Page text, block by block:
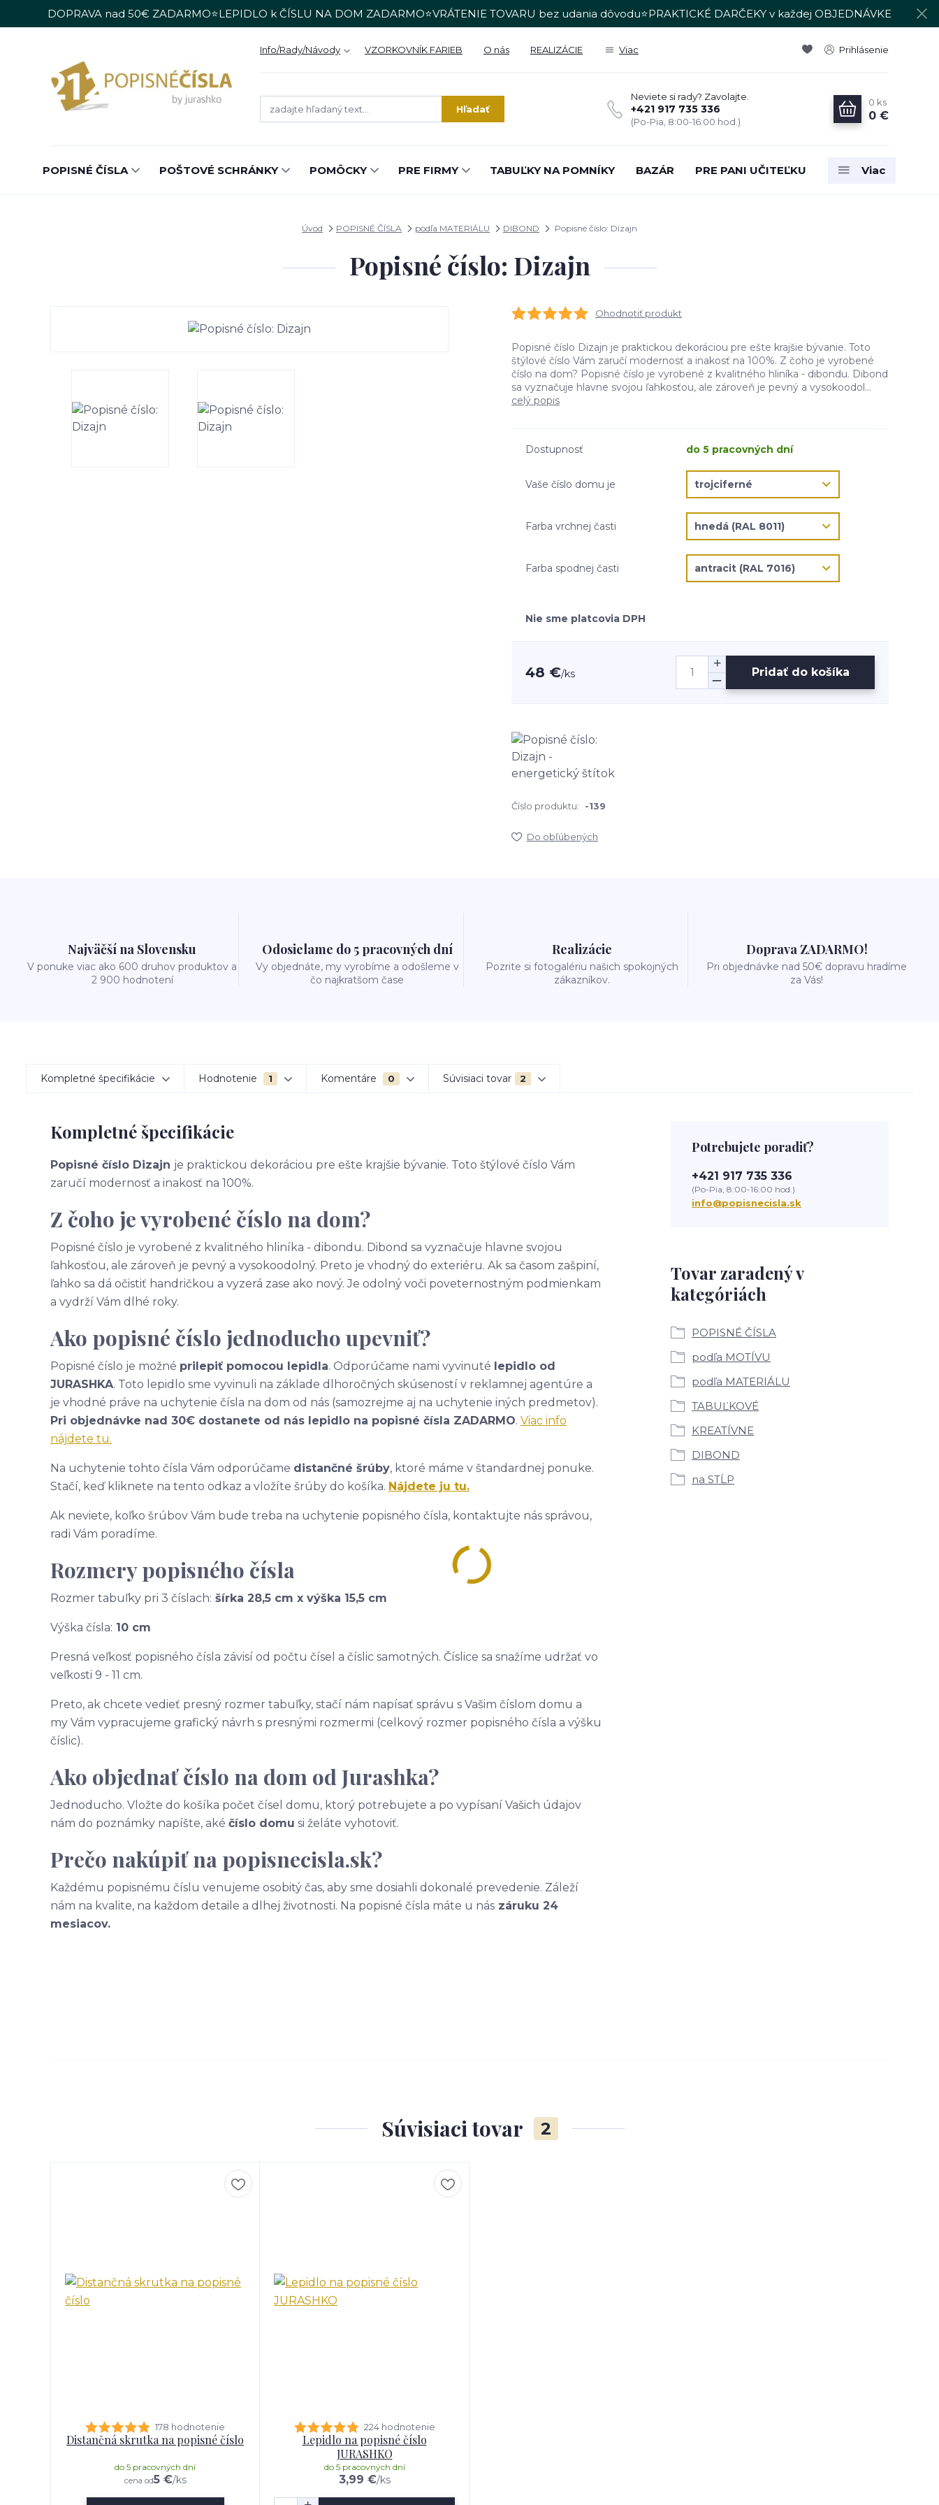
DOPRAVA nad 50€ ZADARMO⭐LEPIDLO k ČÍSLU NA DOM ZADARMO⭐VRÁTENIE TOVARU bez udania dôvodu⭐PRAKTICKÉ DARČEKY v každej OBJEDNÁVKE
Info/Rady/Návody VZORKOVNÍK FARIEB O nás REALIZÁCIE Viac Prihlásenie
Hľadať
Neviete si rady? Zavolajte.
+421 917 735 336
(Po-Pia, 8:00-16:00 hod.)
0 ks
0 €
POPISNÉ ČÍSLA POŠTOVÉ SCHRÁNKY POMÔCKY PRE FIRMY TABUĽKY NA POMNÍKY BAZÁR PRE PANI UČITEĽKU Viac
Úvod POPISNÉ ČÍSLA podľa MATERIÁLU DIBOND Popisné číslo: Dizajn
Popisné číslo: Dizajn
Ohodnotiť produkt
Popisné číslo Dizajn je praktickou dekoráciou pre ešte krajšie bývanie. Toto
štýlové číslo Vám zaručí modernosť a inakosť na 100%. Z čoho je vyrobené
číslo na dom? Popisné číslo je vyrobené z kvalitného hliníka - dibondu. Dibond
sa vyznačuje hlavne svojou ľahkosťou, ale zároveň je pevný a vysokoodol...
celý popis
Dostupnosť do 5 pracovných dní
Vaše číslo domu je
Farba vrchnej časti
Farba spodnej časti
Nie sme platcovia DPH
48 €/ks Pridať do košíka
Číslo produktu: -139
Do obľúbených
Najväčší na Slovensku
V ponuke viac ako 600 druhov produktov a
2 900 hodnotení
Odosielame do 5 pracovných dní
Vy objednáte, my vyrobíme a odošleme v
čo najkratšom čase
Realizácie
Pozrite si fotogalériu našich spokojných
zákazníkov.
Doprava ZADARMO!
Pri objednávke nad 50€ dopravu hradíme
za Vás!
Kompletné špecifikácie Hodnotenie 1 Komentáre 0 Súvisiaci tovar 2
Kompletné špecifikácie
Popisné číslo Dizajn je praktickou dekoráciou pre ešte krajšie bývanie. Toto štýlové číslo Vám
zaručí modernosť a inakosť na 100%.
Z čoho je vyrobené číslo na dom?
Popisné číslo je vyrobené z kvalitného hliníka - dibondu. Dibond sa vyznačuje hlavne svojou
ľahkosťou, ale zároveň je pevný a vysokoodolný. Preto je vhodný do exteriéru. Ak sa časom zašpiní,
ľahko sa dá očistiť handričkou a vyzerá zase ako nový. Je odolný voči poveternostným podmienkam
a vydrží Vám dlhé roky.
Ako popisné číslo jednoducho upevniť?
Popisné číslo je možné prilepiť pomocou lepidla. Odporúčame nami vyvinuté lepidlo od
JURASHKA. Toto lepidlo sme vyvinuli na základe dlhoročných skúseností v reklamnej agentúre a
je vhodné práve na uchytenie čísla na dom od nás (samozrejme aj na uchytenie iných predmetov).
Pri objednávke nad 30€ dostanete od nás lepidlo na popisné čísla ZADARMO. Viac info
nájdete tu.
Na uchytenie tohto čísla Vám odporúčame distančné šrúby, ktoré máme v štandardnej ponuke.
Stačí, keď kliknete na tento odkaz a vložíte šrúby do košíka. Nájdete ju tu.
Ak neviete, koľko šrúbov Vám bude treba na uchytenie popisného čísla, kontaktujte nás správou,
radi Vám poradíme.
Rozmery popisného čísla
Rozmer tabuľky pri 3 číslach: šírka 28,5 cm x výška 15,5 cm
Výška čísla: 10 cm
Presná veľkosť popisného čísla závisí od počtu čísel a číslic samotných. Číslice sa snažíme udržať vo
veľkosti 9 - 11 cm.
Preto, ak chcete vedieť presný rozmer tabuľky, stačí nám napísať správu s Vašim číslom domu a
my Vám vypracujeme grafický návrh s presnými rozmermi (celkový rozmer popisného čísla a výšku
číslic).
Ako objednať číslo na dom od Jurashka?
Jednoducho. Vložte do košíka počet čísel domu, ktorý potrebujete a po vypísaní Vašich údajov
nám do poznámky napíšte, aké číslo domu si želáte vyhotoviť.
Prečo nakúpiť na popisnecisla.sk?
Každému popisnému číslu venujeme osobitý čas, aby sme dosiahli dokonalé prevedenie. Záleží
nám na kvalite, na každom detaile a dlhej životnosti. Na popisné čísla máte u nás záruku 24
mesiacov.
Tovar zaradený v
kategóriách
POPISNÉ ČÍSLA
podľa MOTÍVU
podľa MATERIÁLU
TABUĽKOVÉ
KREATÍVNE
DIBOND
na STĹP
Potrebujete poradiť?
+421 917 735 336
(Po-Pia, 8:00-16:00 hod.)
info@popisnecisla.sk
Súvisiaci tovar 2
178 hodnotenie
Distančná skrutka na popisné číslo
cena od5 €/ks
do 5 pracovných dní
224 hodnotenie
Lepidlo na popisné číslo
JURASHKO
3,99 €/ks
do 5 pracovných dní